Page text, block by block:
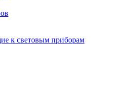
к световым приборам